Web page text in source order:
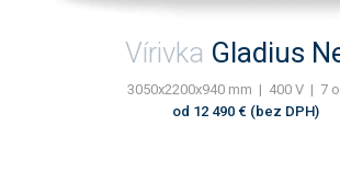
Vírivka Gladius
3050x2200x940 mm | 400 V | 7
od 12 490 € (bez DPH)